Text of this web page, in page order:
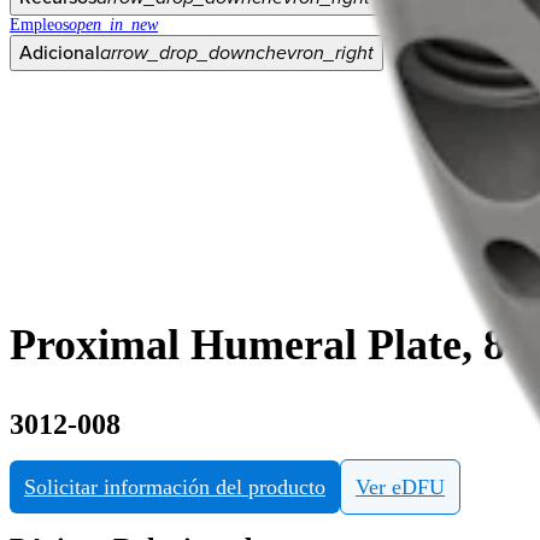
Empleosopen_in_new
Adicionalarrow_drop_downchevron_right
Proximal Humeral Plate, 8-
3012-008
Solicitar información del producto Ver eDFU